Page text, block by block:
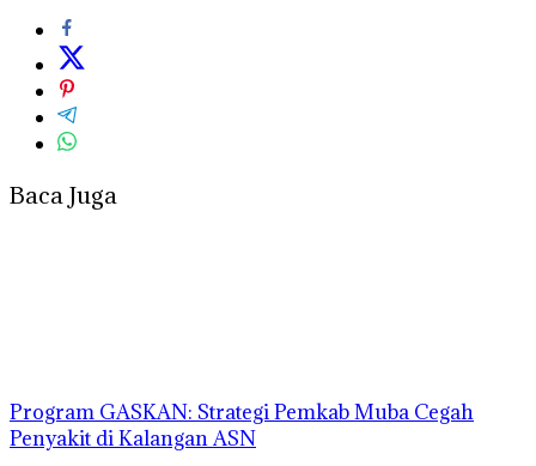
Baca Juga
Program GASKAN: Strategi Pemkab Muba Cegah
Penyakit di Kalangan ASN